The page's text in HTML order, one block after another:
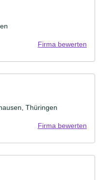
Firma bewerten
Thüringen
Firma bewerten